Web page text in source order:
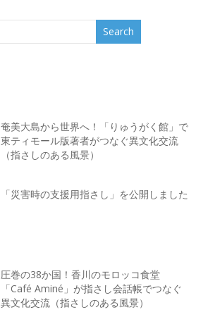
奄美大島から世界へ！「りゅうがく館」で
東ティモール版著者がつなぐ異文化交流
（指さしのある風景）
「災害時の支援用指さし」を公開しました
圧巻の38か国！香川のモロッコ食堂
「Café Aminé」が指さし会話帳でつなぐ
異文化交流（指さしのある風景）